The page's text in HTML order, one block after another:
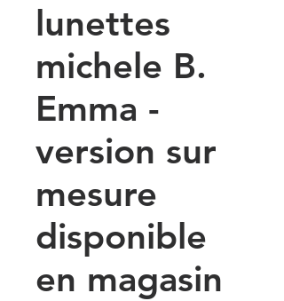
lunettes
michele B.
Emma -
version sur
mesure
disponible
en magasin